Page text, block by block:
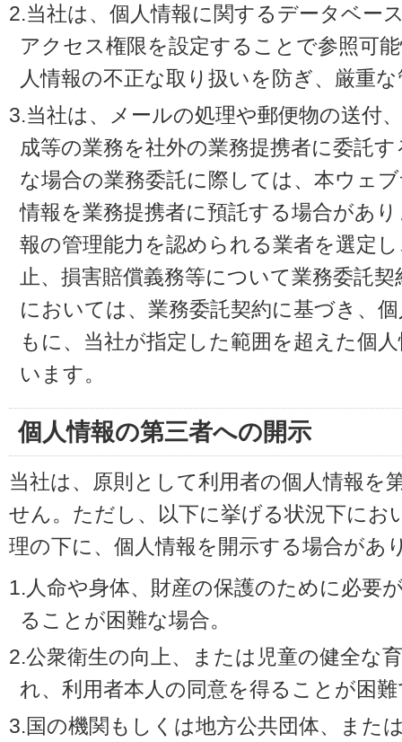
2.当社は、個人情報に関するデータベー
アクセス権限を設定することで参照可
人情報の不正な取り扱いを防ぎ、厳重
3.当社は、メールの処理や郵便物の送付
成等の業務を社外の業務提携者に委託
な場合の業務委託に際しては、本ウェ
情報を業務提携者に預託する場合があ
報の管理能力を認められる業者を選定
止、損害賠償義務等について業務委託
においては、業務委託契約に基づき、
もに、当社が指定した範囲を超えた個
います。
個人情報の第三者への開示
当社は、原則として利用者の個人情報を
せん。ただし、以下に挙げる状況下にお
理の下に、個人情報を開示する場合があ
1.人命や身体、財産の保護のために必要
ることが困難な場合。
2.公衆衛生の向上、または児童の健全な
れ、利用者本人の同意を得ることが困
3.国の機関もしくは地方公共団体、また